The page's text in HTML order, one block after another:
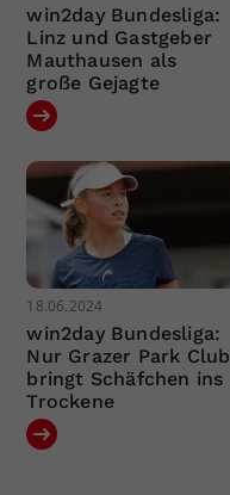
win2day Bundesliga:
Linz und Gastgeber
Mauthausen als
große Gejagte
18.06.2024
win2day Bundesliga:
Nur Grazer Park Club
bringt Schäfchen ins
Trockene